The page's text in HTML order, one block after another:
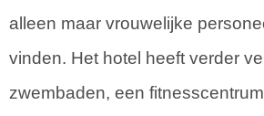
alleen maar vrouwelijke
vinden. Het hotel heeft verder
zwembaden, een